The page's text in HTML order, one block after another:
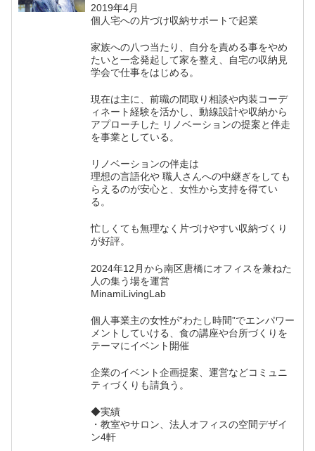
2019年4月
個人宅への片づけ収納サポートで起業
家族への八つ当たり、自分を責める事をやめ
たいと一念発起して家を整え、自宅の収納見
学会で仕事をはじめる。
現在は主に、前職の間取り相談や内装コーデ
ィネート経験を活かし、動線設計や収納から
アプローチした リノベーションの提案と伴走
を事業としている。
リノベーションの伴走は
理想の言語化や 職人さんへの中継ぎをしても
らえるのが安心と、女性から支持を得てい
る。
忙しくても無理なく片づけやすい収納づくり
が好評。
2024年12月から南区唐橋にオフィスを兼ねた
人の集う場を運営
MinamiLivingLab
個人事業主の女性が”わたし時間”でエンパワー
メントしていける、食の講座や台所づくりを
テーマにイベント開催
企業のイベント企画提案、運営などコミュニ
ティづくりも請負う。
◆実績
・教室やサロン、法人オフィスの空間デザイ
ン4軒